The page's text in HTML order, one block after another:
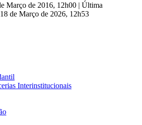
Março de 2016, 12h00 | Última
de Março de 2026, 12h53
Interinstitucionais